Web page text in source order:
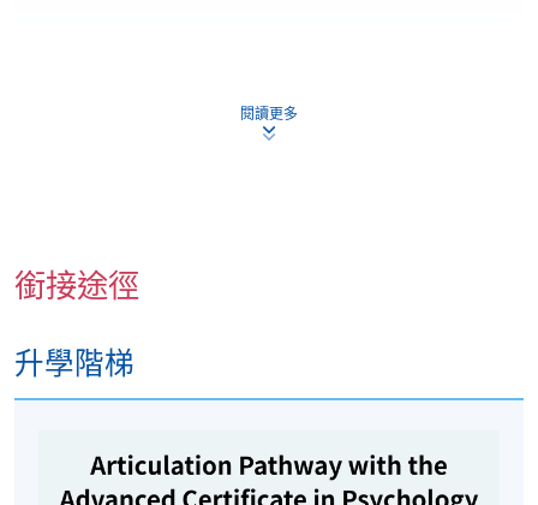
本單元探討組織內的人類和群體行為，主題包括：
壓力管理與溝通
本單元旨在幫助學員將心理學知識應用於商業世界。
性格心理學（9學分）
閱讀更多
銜接途徑
升學階梯